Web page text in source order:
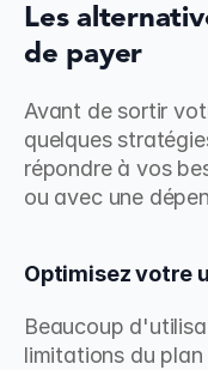
Les
de payer
Avant de sortir
quelques
répondre à vos
ou avec une
Optimisez votre
Beaucoup
limitations du